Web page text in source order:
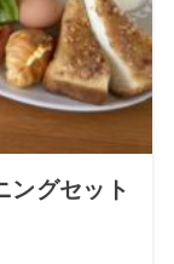
グセット